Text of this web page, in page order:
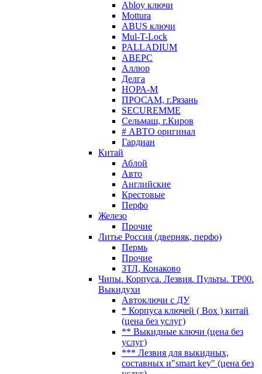
Abloy ключи
Mottura
ABUS ключи
Mul-T-Lock
PALLADIUM
АВЕРС
Аллюр
Делга
НОРА-М
ПРОСАМ, г.Рязань
SECUREMME
Сельмаш, г.Киров
# АВТО оригинал
Гардиан
Китай
Аблой
Авто
Английские
Крестовые
Перфо
Железо
Прочие
Литье Россия (дверняк, перфо)
Пермь
Прочие
ЗТЛ, Конаково
Чипы. Корпуса. Лезвия. Пульты. TP00.
Выкидухи
Автоключи с ДУ
* Корпуса ключей ( Box ) китай
(цена без услуг)
** Выкидные ключи (цена без
услуг)
*** Лезвия для выкидных,
составных и"smart key" (цена без